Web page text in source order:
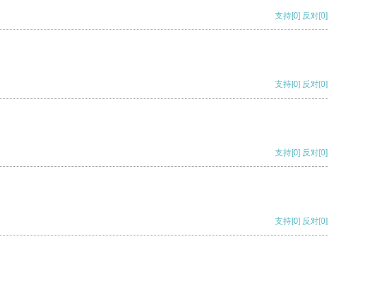
支持[0] 反对[0]
支持[0] 反对[0]
支持[0] 反对[0]
支持[0] 反对[0]